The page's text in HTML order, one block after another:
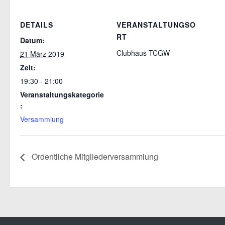
DETAILS
Datum:
21 März 2019
Zeit:
19:30 - 21:00
Veranstaltungskategorie
:
Versammlung
VERANSTALTUNGSO
RT
Clubhaus TCGW
Ordentliche Mitgliederversammlung